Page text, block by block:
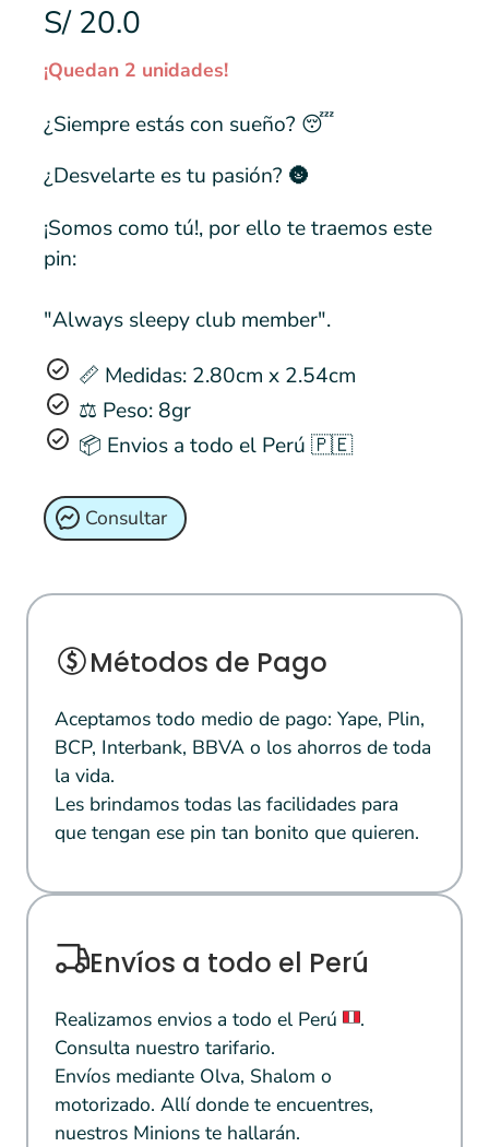
S/ 20.0
¡Quedan 2 unidades!
¿Siempre estás con sueño? 😴
¿Desvelarte es tu pasión? 🌚
¡Somos como tú!, por ello te traemos este
pin:
"Always sleepy club member".
📏 Medidas: 2.80cm x 2.54cm
⚖️ Peso: 8gr
📦 Envios a todo el Perú 🇵🇪
Consultar
Métodos de Pago
Aceptamos todo medio de pago: Yape, Plin,
BCP, Interbank, BBVA o los ahorros de toda
la vida.
Les brindamos todas las facilidades para
que tengan ese pin tan bonito que quieren.
Envíos a todo el Perú
Realizamos envios a todo el Perú
.
Consulta nuestro tarifario.
Envíos mediante Olva, Shalom o
motorizado. Allí donde te encuentres,
nuestros Minions te hallarán.